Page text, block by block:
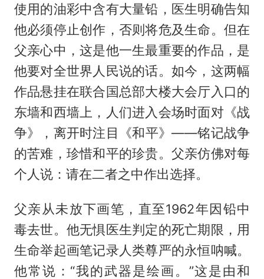
使用的油彩中含有大量铅，医生明确告知
他必须停止创作，否则将危及生命。但在
父亲心中，这是他一生最重要的作品，是
他要对全世界人民说的话。如今，这两幅
作品悬挂在联合国总部大楼大会厅入口的
东墙和西墙上，人们进入会场时面对《战
争》，离开时注目《和平》——铭记战争
的苦难，珍惜和平的珍贵。父亲仿佛对每
个人说：请在二者之中作出选择。
父亲从未放下画笔，直至1962年因铅中
毒去世。他无惧医生判定的死亡期限，用
生命举起画笔记录人类尊严的永恒呐喊。
他常说：“我的武器是绘画。”这是由和